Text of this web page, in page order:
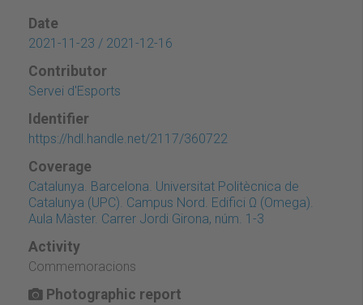
Date
2021-11-23 / 2021-12-16
Contributor
Servei d'Esports
Identifier
https://hdl.handle.net/2117/360722
Coverage
Catalunya. Barcelona. Universitat Politècnica de
Catalunya (UPC). Campus Nord. Edifici Ω (Omega).
Aula Màster. Carrer Jordi Girona, núm. 1-3
Activity
Commemoracions
Photographic report